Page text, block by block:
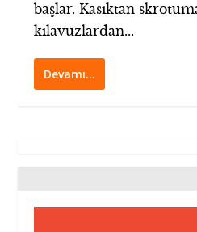
başlar. Kasıktan
kılavuzlardan...
Devamı…